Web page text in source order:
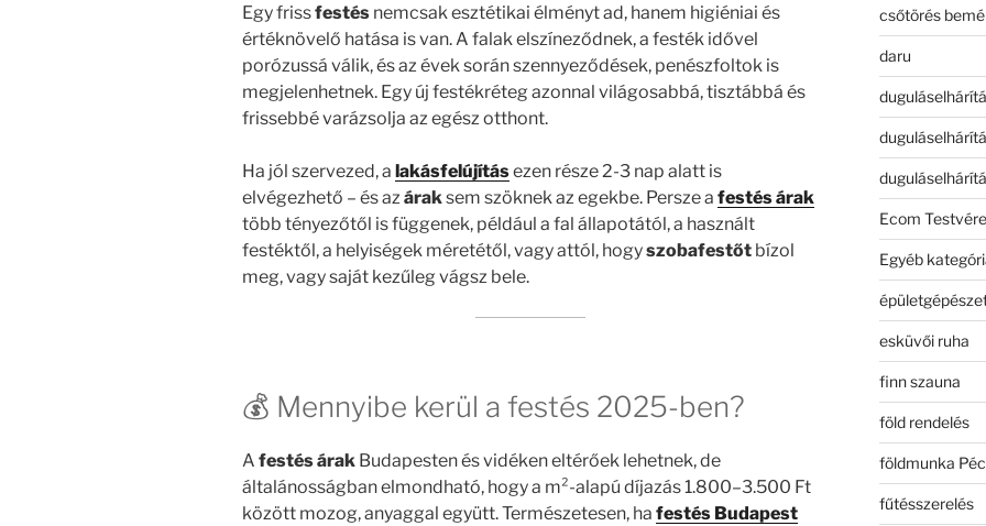
Egy frissfestés nemcsak esztétikai élményt ad, hanem higiéniai és
értéknövelő hatása is van. A falak elszíneződnek, a festék idővel
porózussá válik, és az évek során szennyeződések, penészfoltok is
megjelenhetnek. Egy új festékréteg azonnal világosabbá, tisztábbá és
frissebbé varázsolja az egész otthont.
Ha jól szervezed, a lakásfelújításezen része 2-3 nap alatt is
elvégezhető – és az árak sem szöknek az egekbe. Persze a festés árak
több tényezőtől is függenek, például a fal állapotától, a használt
festéktől, a helyiségek méretétől, vagy attól, hogyszobafestőt bízol
meg, vagy saját kezűleg vágsz bele.
💰 Mennyibe kerül a festés 2025-ben?
A festés árak Budapesten és vidéken eltérőek lehetnek, de
általánosságban elmondható, hogy a m²-alapú díjazás 1.800–3.500 Ft
között mozog, anyaggal együtt. Természetesen, ha festés Budapest
csőtörés
daru
Ecom
Egyéb
esküvői ruha
finn szauna
föld rendelés
földmunka
fűtésszerelés